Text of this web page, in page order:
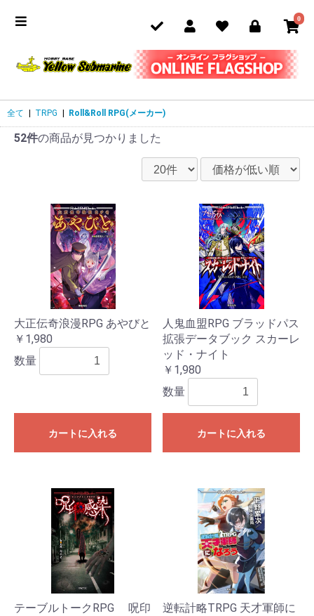
0
全て TRPG Roll&Roll RPG(メーカー)
52件の商品が見つかりました
大正伝奇浪漫RPG あやびと
￥1,980
数量
カートに入れる
人鬼血盟RPG ブラッドパス
拡張データブック スカーレ
ッド・ナイト
￥1,980
数量
カートに入れる
テーブルトークRPG 呪印
逆転計略TRPG 天才軍師に